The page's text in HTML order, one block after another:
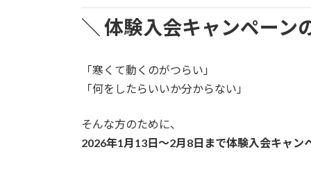
＼ 体験入会キャンペーン
「寒くて動くのがつらい」
「何をしたらいいか分からない」
そんな方のために、
2026年1月13日〜2月8日まで体験入会キャン